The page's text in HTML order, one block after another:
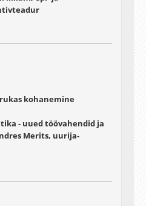
kohanemine
- uued töövahendid ja
Merits, uurija-